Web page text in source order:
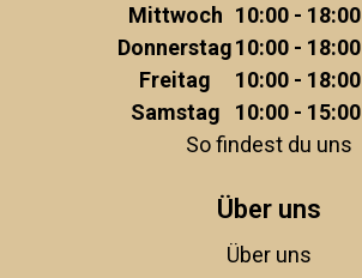
Mittwoch 10:00 - 18:00
Donnerstag10:00 - 18:00
Freitag
10:00 - 18:00
Samstag
10:00 - 15:00
So findest du uns
Über uns
Über uns